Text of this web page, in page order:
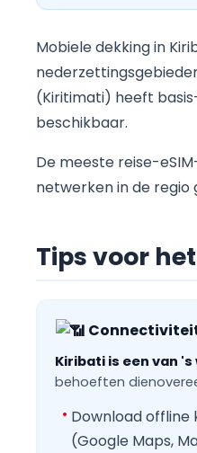
Mobiele dekking in
(Kiritimati) heeft
beschikbaar.
De meeste reise-
netwerken in de
Tips voor
Kiribati is een van
behoeften
Download offline
(Google Maps,